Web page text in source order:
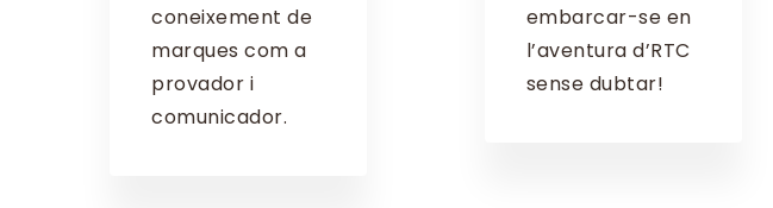
coneixement de
marques com a
provador i
comunicador.
embarcar-se en
l’aventura d’RTC
sense dubtar!